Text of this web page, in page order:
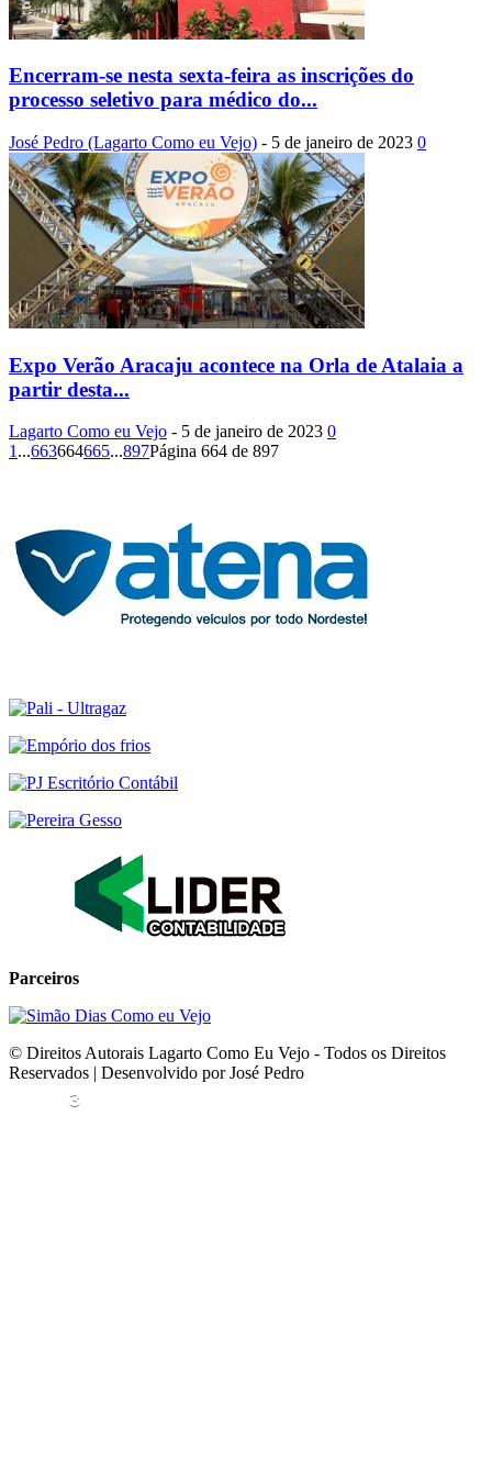
Encerram-se nesta sexta-feira as inscrições do
processo seletivo para médico do...
José Pedro (Lagarto Como eu Vejo) - 5 de janeiro de 2023 0
Expo Verão Aracaju acontece na Orla de Atalaia a
partir desta...
Lagarto Como eu Vejo - 5 de janeiro de 2023 0
1...663664665...897Página 664 de 897
Parceiros
© Direitos Autorais Lagarto Como Eu Vejo - Todos os Direitos
Reservados | Desenvolvido por José Pedro
3